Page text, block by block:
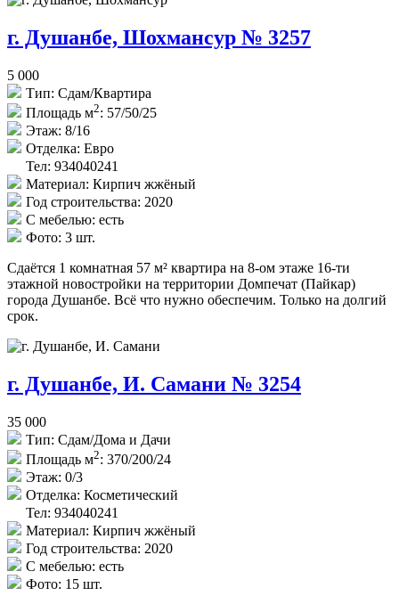
г. Душанбе, Шохмансур № 3257
5 000
Тип: Сдам/Квартира
Площадь м2: 57/50/25
Этаж: 8/16
Отделка: Евро
Тел: 934040241
Материал: Кирпич жжёный
Год строительства: 2020
С мебелью: есть
Фото: 3 шт.
Сдаётся 1 комнатная 57 м² квартира на 8-ом этаже 16-ти
этажной новостройки на территории Домпечат (Пайкар)
города Душанбе. Всё что нужно обеспечим. Только на долгий
срок.
г. Душанбе, И. Самани № 3254
35 000
Тип: Сдам/Дома и Дачи
Площадь м2: 370/200/24
Этаж: 0/3
Отделка: Косметический
Тел: 934040241
Материал: Кирпич жжёный
Год строительства: 2020
С мебелью: есть
Фото: 15 шт.